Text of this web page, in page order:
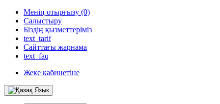
Менің отырғызу (0)
Салыстыру
Біздің қызметтеріміз
text_tarif
Сайттағы жарнама
text_faq
Жеке кабинетіне
Язык